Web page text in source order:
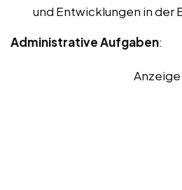
und Entwicklungen in der
Administrative Aufgaben:
Anzeige